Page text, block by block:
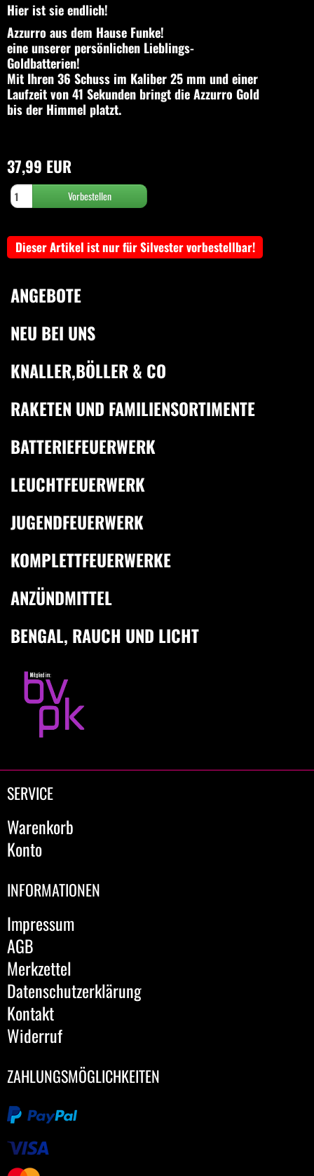
Hier ist sie endlich!
Azzurro aus dem Hause Funke!
eine unserer persönlichen Lieblings-
Goldbatterien!
Mit Ihren 36 Schuss im Kaliber 25 mm und einer
Laufzeit von 41 Sekunden bringt die Azzurro Gold
bis der Himmel platzt.
37,99 EUR
Dieser Artikel ist nur für Silvester vorbestellbar!
ANGEBOTE
NEU BEI UNS
KNALLER,BÖLLER & CO
RAKETEN UND FAMILIENSORTIMENTE
BATTERIEFEUERWERK
LEUCHTFEUERWERK
JUGENDFEUERWERK
KOMPLETTFEUERWERKE
ANZÜNDMITTEL
BENGAL, RAUCH UND LICHT
SERVICE
Warenkorb
Konto
INFORMATIONEN
Impressum
AGB
Merkzettel
Datenschutzerklärung
Kontakt
Widerruf
ZAHLUNGSMÖGLICHKEITEN